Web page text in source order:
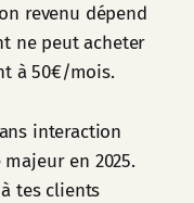
revenu dépend
ne peut acheter
à 50€/mois.
interaction
en 2025.
tes clients